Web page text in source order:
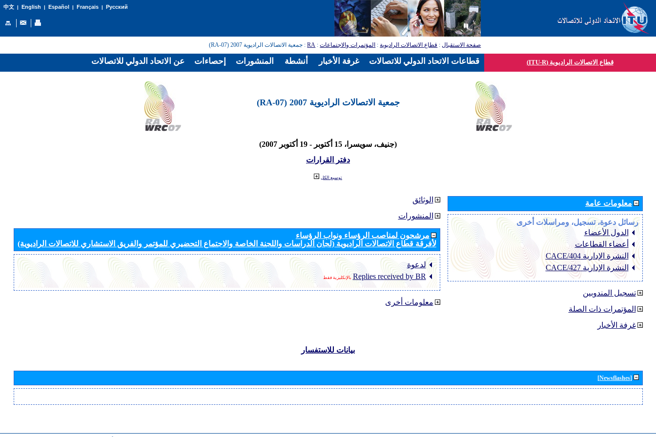
中文| English | Español | Français| Русский
صفحة الاستقبال: قطاع الاتصالات الراديوية: المؤتمرات والاجتماعات:
RA: جمعية الاتصالات الراديوية 2007 (RA-07)
قطاع الاتصالات الراديوية (ITU-R)
جمعية الاتصالات الراديوية 2007 (RA-07)
(جنيف، سويسرا، 15 أكتوبر - 19 أكتوبر 2007)
دفتر القرارات
توسيع الكل
الوثائق
المنشورات
مرشحون لمناصب الرؤساء ونواب الرؤساء
لأفرقة قطاع الاتصالات الراديوية (لجان الدراسات واللجنة الخاصة والاجتماع التحضيري للمؤتمر والفريق الاستشاري للاتصالات الراديوية)
لدعوة
Replies received by BR بالإنكليزية فقط
معلومات أخرى
معلومات عامة
رسائل دعوة، تسجيل، ومراسلات أخرى
الدول الأعضاء
أعضاء القطاعات
النشرة الإدارية CACE/404
النشرة الإدارية CACE/427
تسجيل المندوبين
المؤتمرات ذات الصلة
غرفة الأخبار
بيانات للاستفسار
[Newsflashes]
عن الاتحاد الدولي للاتصالات إحصاءات المنشورات أنشطة غرفة الأخبار قطاعات الاتحاد الدولي للاتصالات